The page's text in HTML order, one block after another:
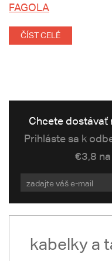
FAGOLA
ČÍST CELÉ
Chcete dostávať
Prihláste sa k
€3,8
kabelky a